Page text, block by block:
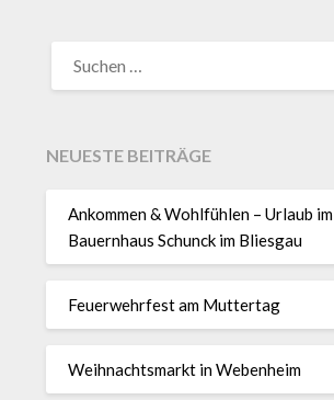
NACH:
NEUESTE BEITRÄGE
Ankommen & Wohlfühlen – Urlaub im
Bauernhaus Schunck im Bliesgau
Feuerwehrfest am Muttertag
Weihnachtsmarkt in Webenheim